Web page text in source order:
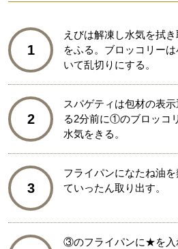
1
えびは解凍し水気を拭
をふる。ブロッコリー
いて乱切りにする。
2
スパゲティは包材の表
る2分前に①のブロッコ
水気をきる。
3
フライパンになたね油
ていったん取り出す。
③のフライパンに★を入